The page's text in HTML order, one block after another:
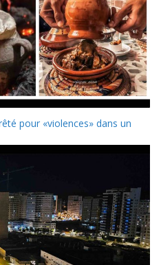
pour «violences» dans un